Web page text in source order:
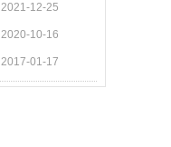
2021-12-25
2020-10-16
2017-01-17